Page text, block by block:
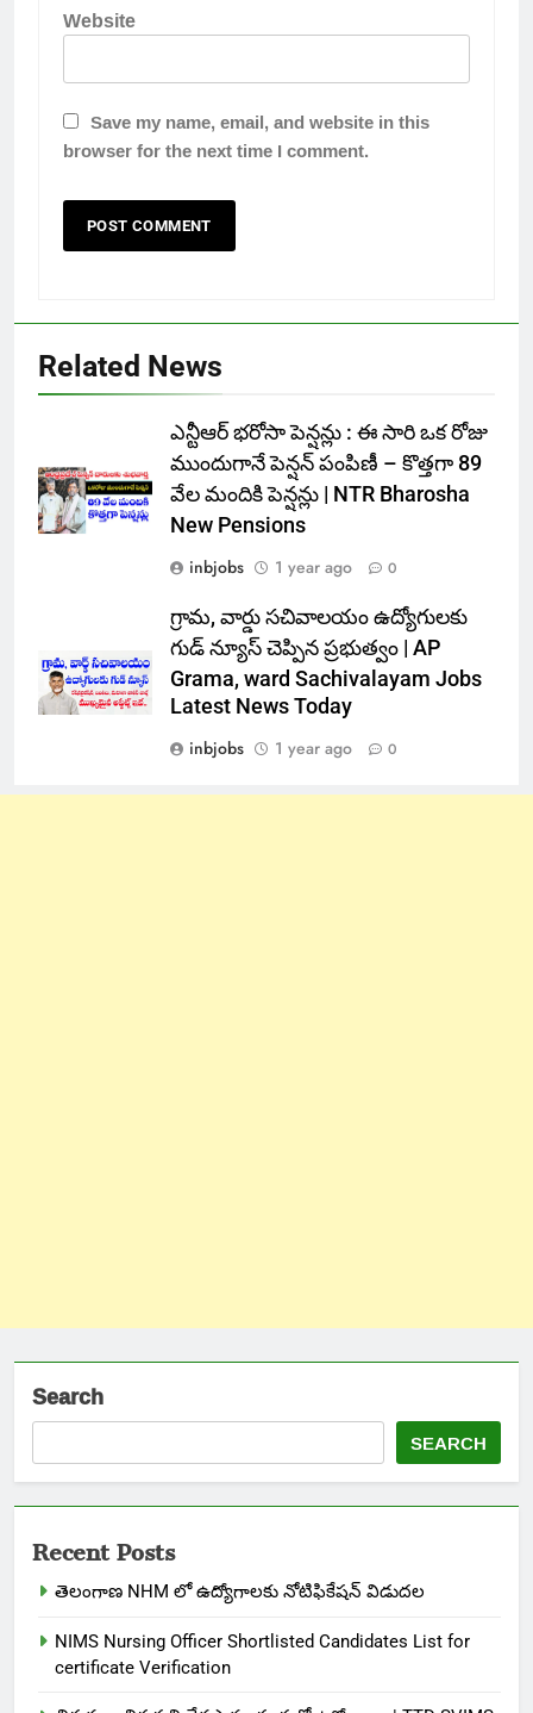
Website
Save my name, email, and website in this
browser for the next time I comment.
Related News
ఎన్టీఆర్ భరోసా పెన్షన్లు : ఈ సారి ఒక రోజు
ముందుగానే పెన్షన్ పంపిణీ – కొత్తగా 89
వేల మందికి పెన్షన్లు | NTR Bharosha
New Pensions
inbjobs
1 year ago 0
గ్రామ, వార్డు సచివాలయం ఉద్యోగులకు
గుడ్ న్యూస్ చెప్పిన ప్రభుత్వం | AP
Grama, ward Sachivalayam Jobs
Latest News Today
inbjobs
1 year ago 0
Search
SEARCH
Recent Posts
తెలంగాణ NHM లో ఉద్యోగాలకు నోటిఫికేషన్ విడుదల
NIMS Nursing Officer Shortlisted Candidates List for
certificate Verification